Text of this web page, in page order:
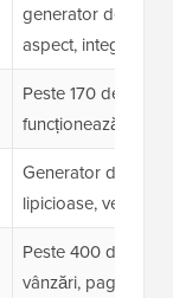
generator de
aspect, integrări
Peste 170 de
funcționează cu
Generator de
lipicioase,
Peste 400 de
vânzări, pagini de